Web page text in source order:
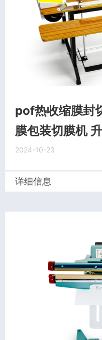
pof热收缩膜封
膜包装切膜机
2024-10-23
详细信息